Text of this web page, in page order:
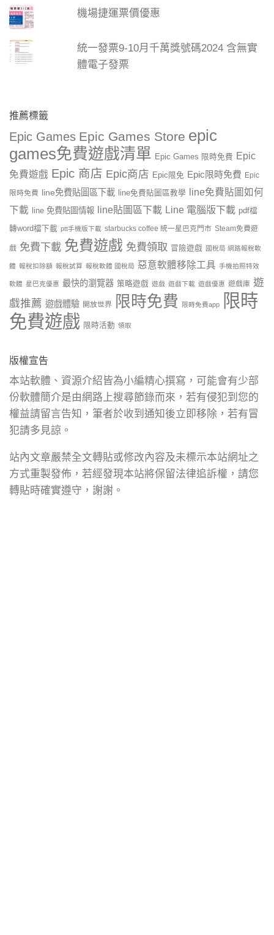
機場捷運票價優惠
統一發票9-10月千萬獎號碼2024 含無實
體電子發票
推薦標籤
Epic Games Epic Games Store epic
games免費遊戲清單 Epic Games 限時免費 Epic
免費遊戲 Epic 商店 Epic商店 Epic限免 Epic限時免費 Epic
限時免費 line免費貼圖區下載 line免費貼圖區教學
line免費貼圖如何
下載
line 免費貼圖情報 line貼圖區下載 Line 電腦版下載 pdf檔
轉word檔下載 ptt手機版下載 starbucks coffee 統一星巴克門市 Steam免費遊
戲 免費下載 免費遊戲 免費領取 冒險遊戲 國稅局 網路報稅軟
體 報稅扣除額 報稅試算 報稅軟體 國稅局 惡意軟體移除工具 手機拍照特效
軟體 星巴克優惠 最快的瀏覽器 策略遊戲 遊戲 遊戲下載 遊戲優惠 遊戲庫 遊
戲推薦 遊戲體驗 開放世界 限時免費 限時免費app
限時
免費遊戲 限時活動 領取
版權宣告
本站軟體、資源介紹皆為小編精心撰寫，可能會有少部
份軟體簡介是由網路上搜尋節錄而來，若有侵犯到您的
權益請留言告知，筆者於收到通知後立即移除，若有冒
犯請多見諒。
站內文章嚴禁全文轉貼或修改內容及未標示本站網址之
方式重製發佈，若經發現本站將保留法律追訴權，請您
轉貼時確實遵守，謝謝。